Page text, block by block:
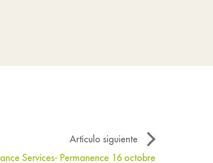
Artículo siguiente
Services- Permanence 16 octobre